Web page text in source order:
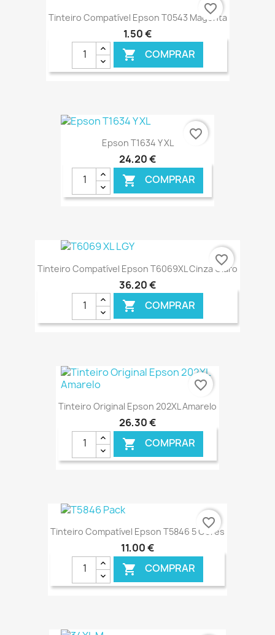
Tinteiro Compatível Epson T0543 Magenta
1,50 €
 COMPRAR
€ ONLINE
favorite_border
Epson T1634 Y XL
24,20 €
 COMPRAR
favorite_border
Tinteiro Compatível Epson T6069XL Cinza Claro
36,20 €
 COMPRAR
€ ONLINE
favorite_border
Tinteiro Original Epson 202XL Amarelo
26,30 €
 COMPRAR
favorite_border
Tinteiro Compatível Epson T5846 5 Cores
11,00 €
 COMPRAR
favorite_border